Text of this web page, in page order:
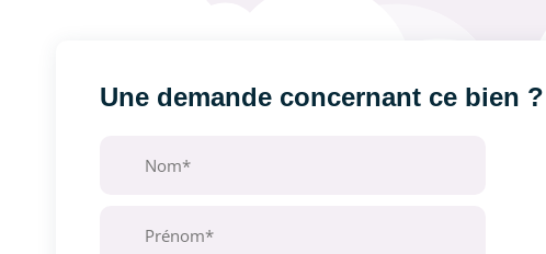
Une demande concernant ce bien ?